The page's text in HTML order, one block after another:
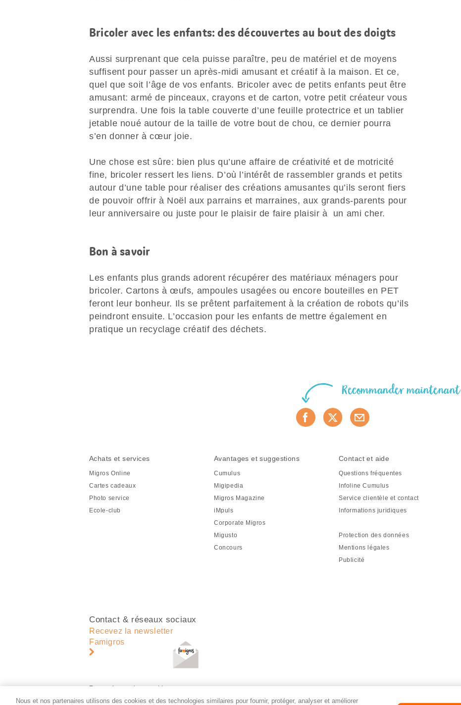
Bricoler avec les enfants: des découvertes au bout des doigts
Aussi surprenant que cela puisse paraître, peu de matériel et de moyens
suffisent pour passer un après-midi amusant et créatif à la maison. Et ce,
quel que soit l’âge de vos enfants. Bricoler avec de petits enfants peut être
amusant: armé de pinceaux, crayons et de carton, votre petit créateur vous
surprendra. Une fois la table couverte d’une feuille protectrice et un tablier
jetable noué autour de la taille de votre bout de chou, ce dernier pourra
s’en donner à cœur joie.
Une chose est sûre: bien plus qu’une affaire de créativité et de motricité
fine, bricoler ressert les liens. D’où l’intérêt de rassembler grands et petits
autour d’une table pour réaliser des créations amusantes qu’ils seront fiers
de pouvoir offrir à Noël aux parrains et marraines, aux grands-parents pour
leur anniversaire ou juste pour le plaisir de faire plaisir à un ami cher.
Bon à savoir
Les enfants plus grands adorent récupérer des matériaux ménagers pour
bricoler. Cartons à œufs, ampoules usagées ou encore bouteilles en PET
feront leur bonheur. Ils se prêtent parfaitement à la création de robots qu’ils
peindront ensuite. L’occasion pour les enfants de mettre également en
pratique un recyclage créatif des déchets.
Recommander maintenant
Achats et services
Migros Online
Cartes cadeaux
Photo service
Ecole-club
Avantages et suggestions
Cumulus
Migipedia
Migros Magazine
iMpuls
Corporate Migros
Migusto
Concours
Contact et aide
Questions fréquentes
Infoline Cumulus
Service clientèle et contact
Informations juridiques
Protection des données
Mentions légales
Publicité
Contact & réseaux sociaux
Recevez la newsletter
Famigros
Paramètres des cookies
Nous et nos partenaires utilisons des cookies et des technologies similaires pour fournir, protéger, analyser et améliorer